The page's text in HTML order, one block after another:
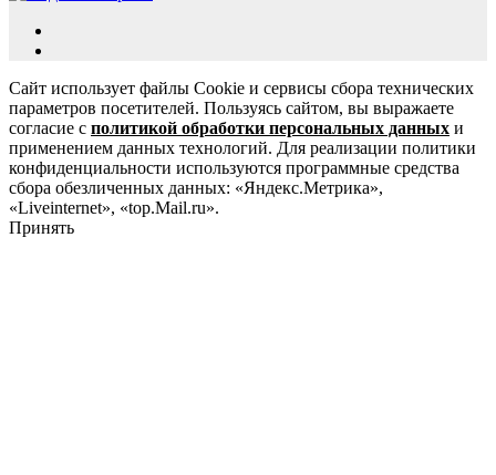
Сайт использует файлы Cookie и сервисы сбора технических
параметров посетителей. Пользуясь сайтом, вы выражаете
согласие с политикой обработки персональных данных и
применением данных технологий. Для реализации политики
конфиденциальности используются программные средства
сбора обезличенных данных: «Яндекс.Метрика»,
«Liveinternet», «top.Mail.ru».
Принять